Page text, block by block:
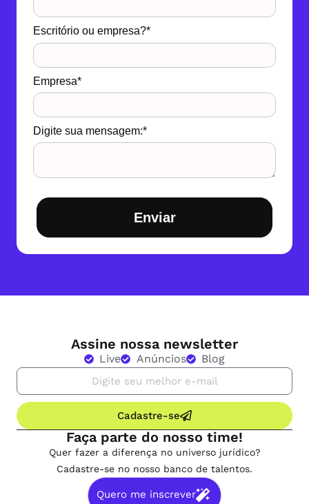
Escritório ou empresa?*
Empresa*
Digite sua mensagem:*
Enviar
Assine nossa newsletter
Live Anúncios Blog
Cadastre-se
Faça parte do nosso time!
Quer fazer a diferença no universo jurídico?
Cadastre-se no nosso banco de talentos.
Quero me inscrever